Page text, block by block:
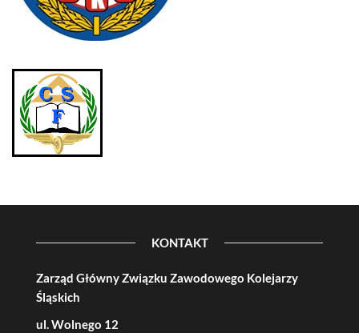
KONTAKT
Zarząd Główny Związku Zawodowego Kolejarzy
Śląskich
ul. Wolnego 12